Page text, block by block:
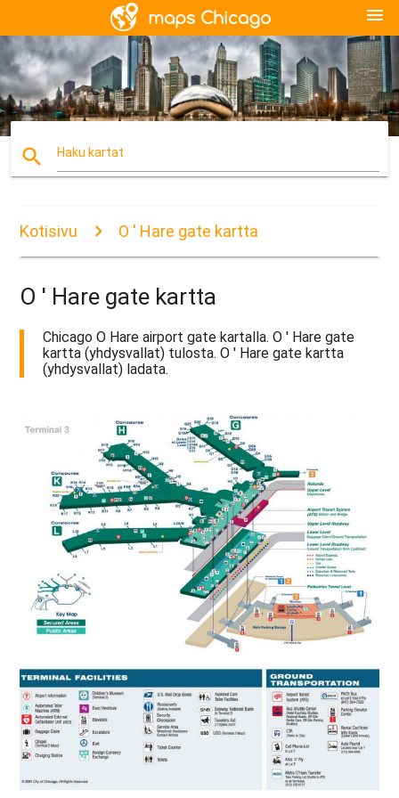
menu
search Haku kartat
Kotisivu O ' Hare gate kartta
O ' Hare gate kartta
Chicago O Hare airport gate kartalla. O ' Hare gate
kartta (yhdysvallat) tulosta. O ' Hare gate kartta
(yhdysvallat) ladata.